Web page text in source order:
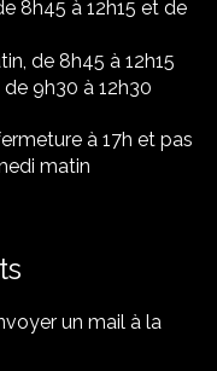
8h45 à 12h15 et de
de 8h45 à 12h15
9h30 à 12h30
à 17h et pas
matin
un mail à la